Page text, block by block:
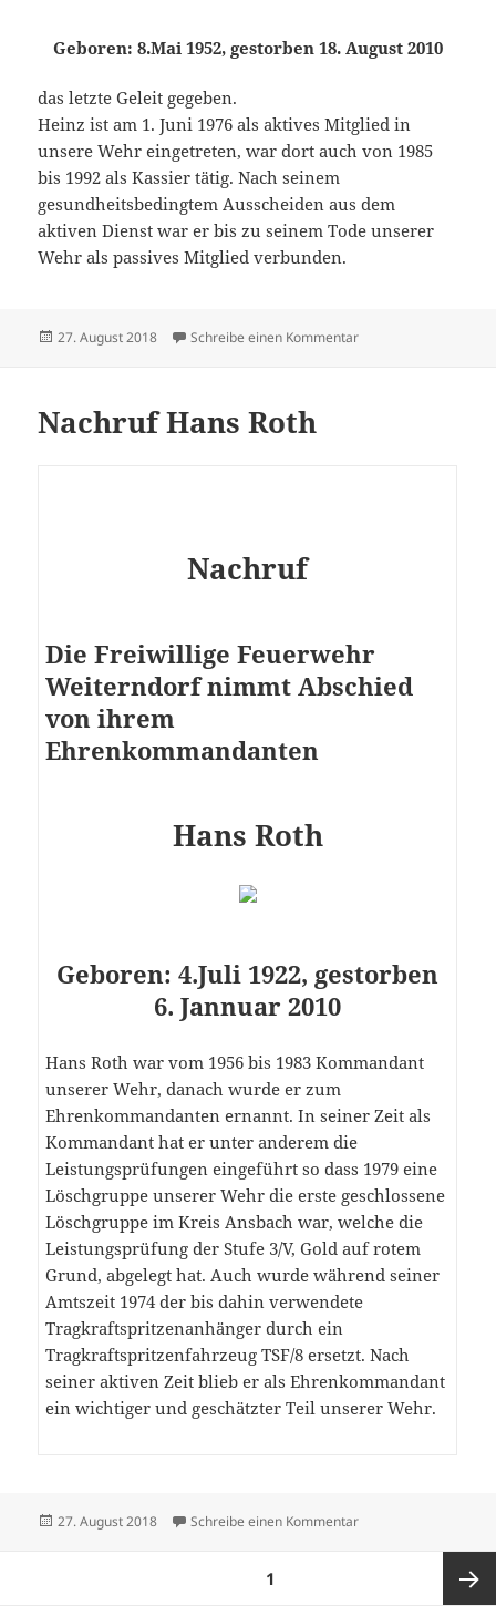
Geboren: 8.Mai 1952, gestorben 18. August 2010
das letzte Geleit gegeben.
Heinz ist am 1. Juni 1976 als aktives Mitglied in
unsere Wehr eingetreten, war dort auch von 1985
bis 1992 als Kassier tätig. Nach seinem
gesundheitsbedingtem Ausscheiden aus dem
aktiven Dienst war er bis zu seinem Tode unserer
Wehr als passives Mitglied verbunden.
Veröffentlicht
27. August 2018 Schreibe einen Kommentarzu Nachruf Heinz
Nachruf Hans Roth
Nachruf
Die Freiwillige Feuerwehr
Weiterndorf nimmt Abschied
von ihrem
Ehrenkommandanten
Hans Roth
Geboren: 4.Juli 1922, gestorben
6. Jannuar 2010
Hans Roth war vom 1956 bis 1983 Kommandant
unserer Wehr, danach wurde er zum
Ehrenkommandanten ernannt. In seiner Zeit als
Kommandant hat er unter anderem die
Leistungsprüfungen eingeführt so dass 1979 eine
Löschgruppe unserer Wehr die erste geschlossene
Löschgruppe im Kreis Ansbach war, welche die
Leistungsprüfung der Stufe 3/V, Gold auf rotem
Grund, abgelegt hat. Auch wurde während seiner
Amtszeit 1974 der bis dahin verwendete
Tragkraftspritzenanhänger durch ein
Tragkraftspritzenfahrzeug TSF/8 ersetzt. Nach
seiner aktiven Zeit blieb er als Ehrenkommandant
ein wichtiger und geschätzter Teil unserer Wehr.
Veröffentlicht
27. August 2018 Schreibe einen Kommentarzu Nachruf Hans Roth
1